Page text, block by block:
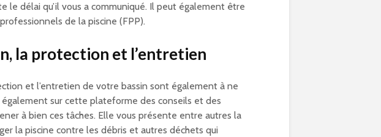
le délai qu’il vous a communiqué. Il peut également être
de la piscine (FPP).
la protection et l’entretien
et l’entretien de votre bassin sont également à ne
également sur cette plateforme des conseils et des
à bien ces tâches. Elle vous présente entre autres la
la piscine contre les débris et autres déchets qui